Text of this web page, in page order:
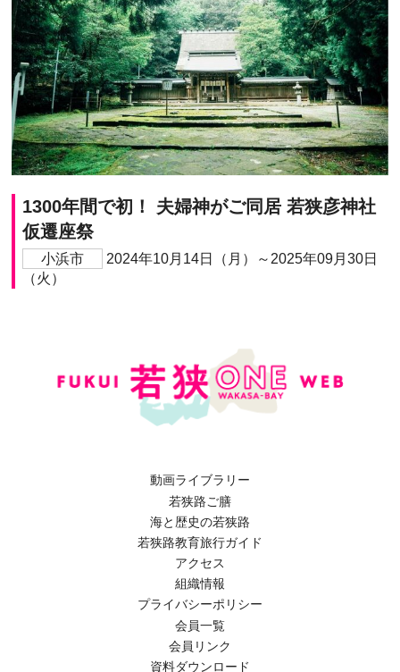
1300年間で初！ 夫婦神がご同居 若狭彦神社
仮遷座祭
小浜市
2024年10月14日（月）～2025年09月30日
（火）
動画ライブラリー
若狭路ご膳
海と歴史の若狭路
若狭路教育旅行ガイド
アクセス
組織情報
プライバシーポリシー
会員一覧
会員リンク
資料ダウンロード